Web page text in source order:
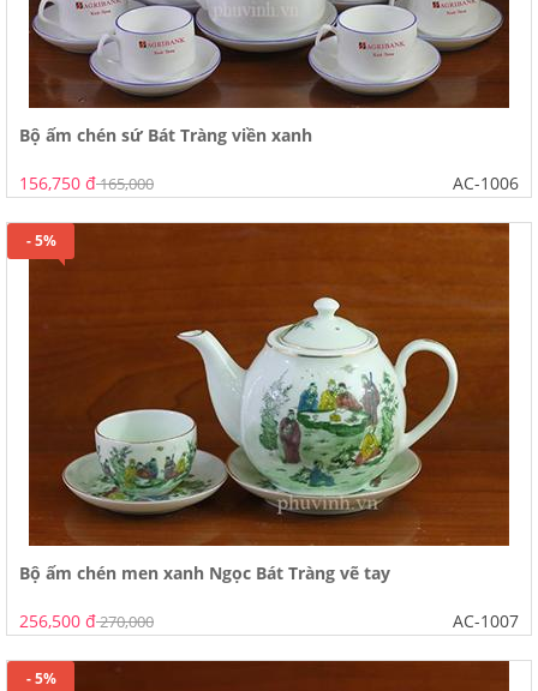
Bộ ấm chén sứ Bát Tràng viền xanh
156,750 đ165,000 AC-1006
- 5%
Bộ ấm chén men xanh Ngọc Bát Tràng vẽ tay
256,500 đ270,000 AC-1007
- 5%